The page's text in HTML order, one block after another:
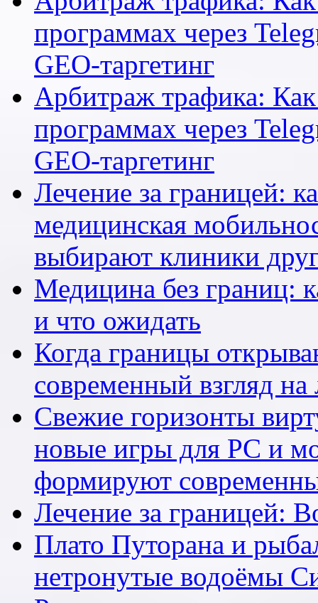
программах через
GEO-таргетинг
Арбитраж трафика: Как
программах через
GEO-таргетинг
Лечение за границей:
медицинская
выбирают клиники
Медицина без границ:
и что ожидать
Когда границы
современный взгляд
Свежие горизонты
новые игры для PC и
формируют
Лечение за границей:
Плато Путорана и
нетронутые водоёмы